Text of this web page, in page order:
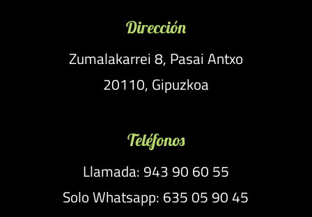
Dirección
Zumalakarrei 8, Pasai Antxo
20110, Gipuzkoa
Teléfonos
Llamada: 943 90 60 55
Solo Whatsapp: 635 05 90 45